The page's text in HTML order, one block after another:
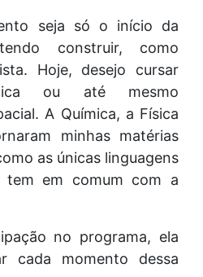
seja só o início da
construir, como
Hoje, desejo cursar
ou até mesmo
A Química, a Física
minhas matérias
as únicas linguagens
tem em comum com a
no programa, ela
cada momento dessa